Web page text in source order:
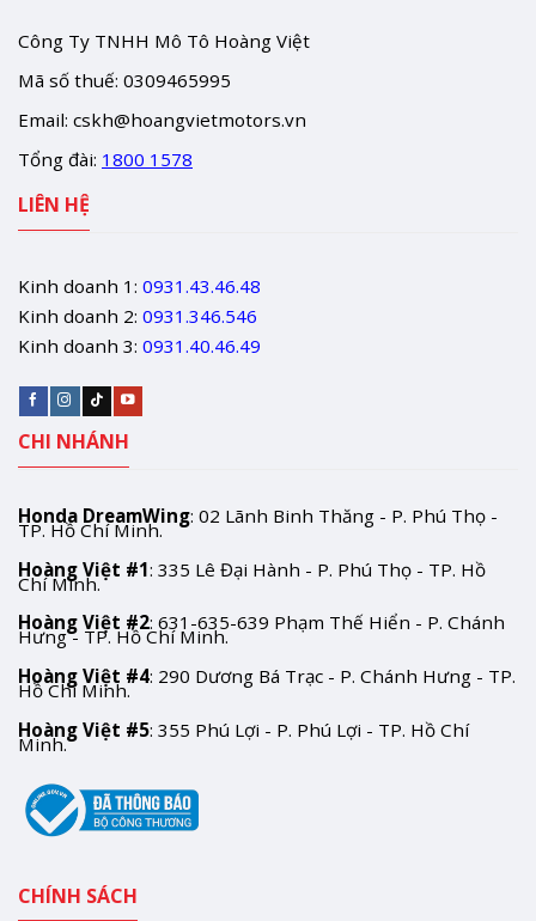
Công Ty TNHH Mô Tô Hoàng Việt
Mã số thuế: 0309465995
Email: cskh@hoangvietmotors.vn
Tổng đài: 1800 1578
LIÊN HỆ
Kinh doanh 1: 0931.43.46.48
Kinh doanh 2: 0931.346.546
Kinh doanh 3: 0931.40.46.49
CHI NHÁNH
Honda DreamWing: 02 Lãnh Binh Thăng - P. Phú Thọ -
TP. Hồ Chí Minh.
Hoàng Việt #1: 335 Lê Đại Hành - P. Phú Thọ - TP. Hồ
Chí Minh.
Hoàng Việt #2: 631-635-639 Phạm Thế Hiển - P. Chánh
Hưng - TP. Hồ Chí Minh.
Hoàng Việt #4: 290 Dương Bá Trạc - P. Chánh Hưng - TP.
Hồ Chí Minh.
Hoàng Việt #5: 355 Phú Lợi - P. Phú Lợi - TP. Hồ Chí
Minh.
CHÍNH SÁCH